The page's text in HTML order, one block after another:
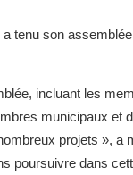
tenu son
incluant les
municipaux et
projets », a
poursuivre dans